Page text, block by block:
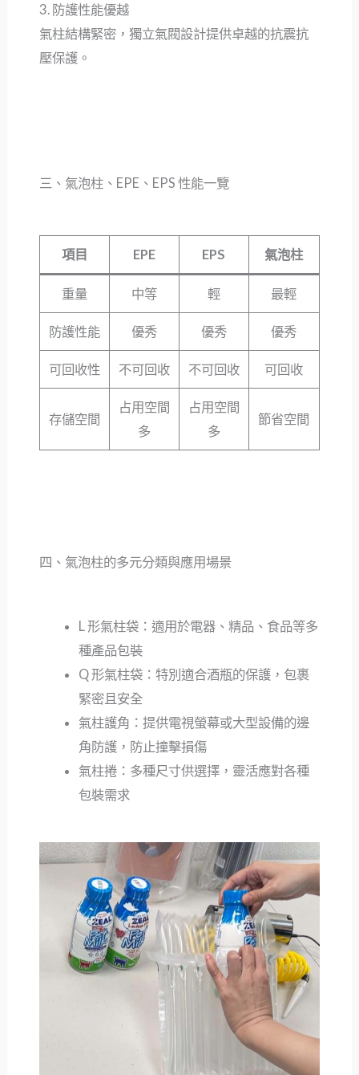
3. 防護性能優越
氣柱結構緊密，獨立氣閥設計提供卓越的抗震抗
壓保護。
三、氣泡柱、EPE、EPS 性能一覽
項目 EPE EPS 氣泡柱
重量 中等 輕 最輕
防護性能 優秀 優秀 優秀
可回收性 不可回收 不可回收 可回收
存儲空間
占用空間
多
占用空間
多
節省空間
四、氣泡柱的多元分類與應用場景
L 形氣柱袋：適用於電器、精品、食品等多
種產品包裝
Q 形氣柱袋：特別適合酒瓶的保護，包裹
緊密且安全
氣柱護角：提供電視螢幕或大型設備的邊
角防護，防止撞擊損傷
氣柱捲：多種尺寸供選擇，靈活應對各種
包裝需求